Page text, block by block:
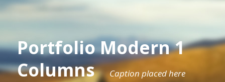
Portfolio Modern 1
Columns
Caption placed here